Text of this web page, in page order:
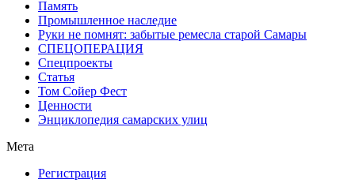
Память
Промышленное наследие
Руки не помнят: забытые ремесла старой Самары
СПЕЦОПЕРАЦИЯ
Спецпроекты
Статья
Том Сойер Фест
Ценности
Энциклопедия самарских улиц
Мета
Регистрация